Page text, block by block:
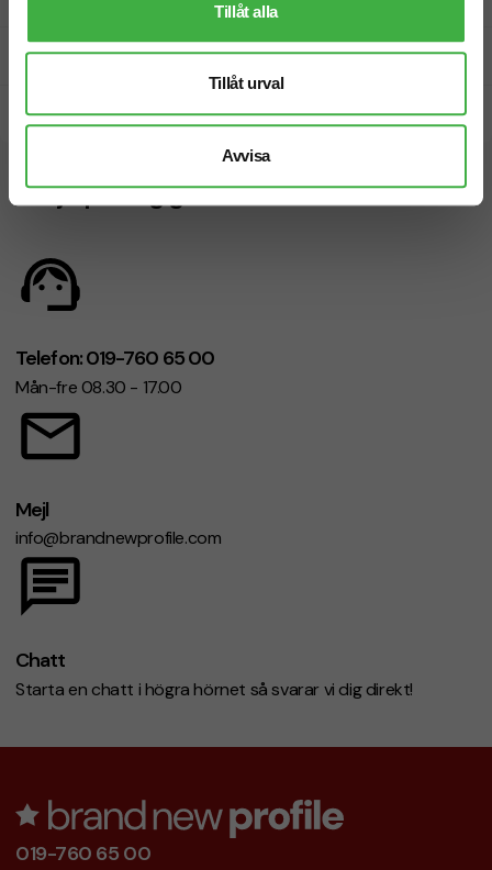
Tillåt alla
Tillåt urval
Avvisa
Prisgaranti
Snabb leverans
Vi hjälper dig gärna!
Telefon: 019-760 65 00
Mån-fre 08.30 - 17.00
Mejl
info@brandnewprofile.com
Chatt
Starta en chatt i högra hörnet så svarar vi dig direkt!
019-760 65 00